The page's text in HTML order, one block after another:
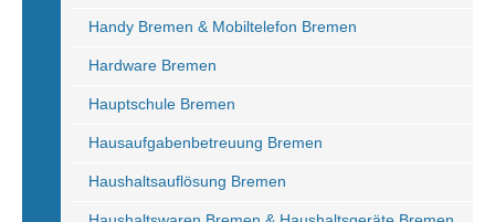
Handy Bremen & Mobiltelefon Bremen
Hardware Bremen
Hauptschule Bremen
Hausaufgabenbetreuung Bremen
Haushaltsauflösung Bremen